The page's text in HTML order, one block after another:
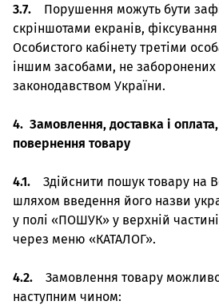
3.7.
Порушення можуть бути
скріншотами екранів,
Особистого кабінету третіми
іншим засобами, не
законодавством України.
4. Замовлення, доставка і
повернення товару
4.1.
Здійснити пошук товару на
шляхом введення його назви
у полі «ПОШУК» у верхній
через меню «КАТАЛОГ».
4.2. Замовлення товару можливо
наступним чином: